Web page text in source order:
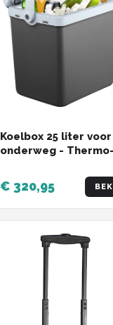
Koelbox 25 liter
onderweg -
€ 320,95